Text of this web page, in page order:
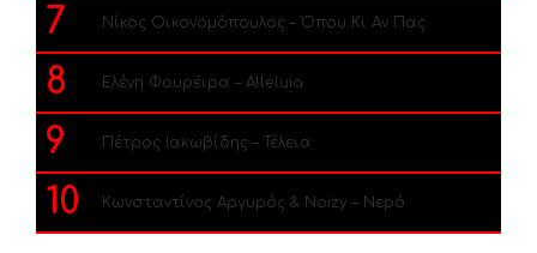
7 Νίκος Οικονομόπουλος – Όπου Κι Αν Πας
8 Ελένη Φουρέιρα – Alleluia
9 Πέτρος Ιακωβίδης – Τέλεια
10 Κωνσταντίνος Αργυρός & Noizy – Νερό